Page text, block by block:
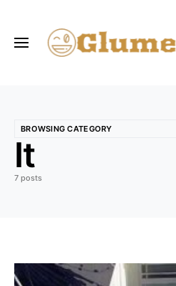
BROWSING CATEGORY
It
7 posts